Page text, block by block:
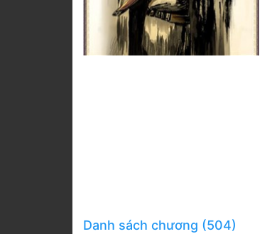
Danh sách chương (504)